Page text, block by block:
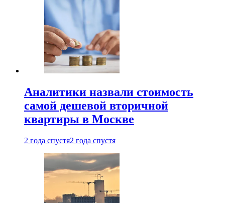
Аналитики назвали стоимость
самой дешевой вторичной
квартиры в Москве
2 года спустя2 года спустя